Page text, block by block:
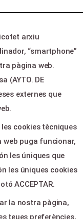
-
arxiu
“smartphone”
pàgina web.
(AYTO. DE
externes que
cookies tècniques
web puga funcionar,
les úniques que
les úniques cookies
ACCEPTAR.
la nostra pàgina,
teues preferències,